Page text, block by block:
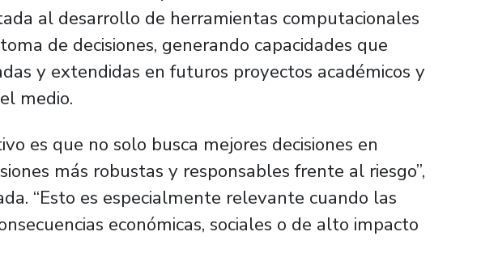
al desarrollo de herramientas computacionales
de decisiones, generando capacidades que
y extendidas en futuros proyectos académicos y
medio.
es que no solo busca mejores decisiones en
más robustas y responsables frente al riesgo”,
“Esto es especialmente relevante cuando las
económicas, sociales o de alto impacto